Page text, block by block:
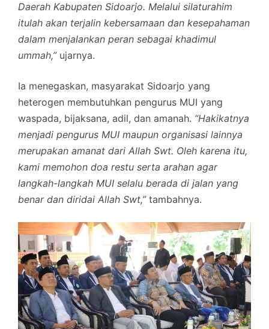
Daerah Kabupaten Sidoarjo. Melalui silaturahim
itulah akan terjalin kebersamaan dan kesepahaman
dalam menjalankan peran sebagai khadimul
ummah,”ujarnya.
Ia menegaskan, masyarakat Sidoarjo yang
heterogen membutuhkan pengurus MUI yang
waspada, bijaksana, adil, dan amanah. “Hakikatnya
menjadi pengurus MUI maupun organisasi lainnya
merupakan amanat dari Allah Swt. Oleh karena itu,
kami memohon doa restu serta arahan agar
langkah-langkah MUI selalu berada di jalan yang
benar dan diridai Allah Swt,”tambahnya.